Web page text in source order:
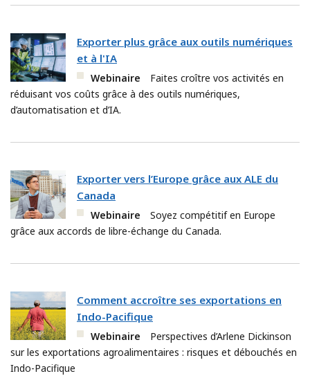
Exporter plus grâce aux outils numériques
et à l'IA
Webinaire
Faites croître vos activités en
réduisant vos coûts grâce à des outils numériques,
d’automatisation et d’IA.
Exporter vers l’Europe grâce aux ALE du
Canada
Webinaire
Soyez compétitif en Europe
grâce aux accords de libre-échange du Canada.
Comment accroître ses exportations en
Indo-Pacifique
Webinaire
Perspectives d’Arlene Dickinson
sur les exportations agroalimentaires : risques et débouchés en
Indo-Pacifique